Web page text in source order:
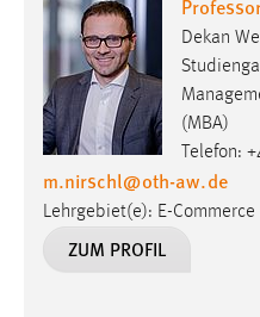
m.nirschl@oth-aw.de
Lehrgebiet(e): E-Commerce
ZUM PROFIL
Prof. Dr.-Ing. Ulrich